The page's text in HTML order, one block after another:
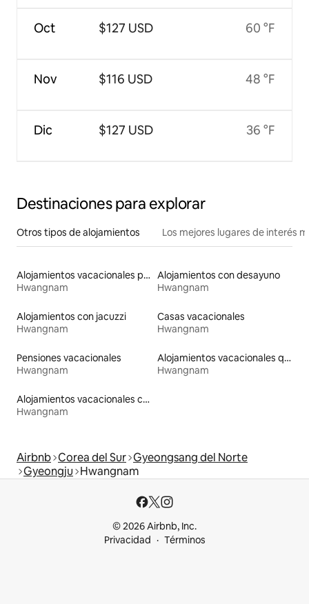
Oct
Nov
Dic
$127 USD
$116 USD
$127 USD
60 °F
48 °F
36 °F
Destinaciones para explorar
Otros tipos de alojamientos Los mejores lugares de interés
Alojamientos vacacionales para familias
Hwangnam
Alojamientos con desayuno
Hwangnam
Alojamientos con jacuzzi
Hwangnam
Casas vacacionales
Hwangnam
Pensiones vacacionales
Hwangnam
Alojamientos vacacionales que admiten mascotas
Hwangnam
Alojamientos vacacionales con piscina
Hwangnam
Airbnb Corea del Sur Gyeongsang del Norte
Gyeongju Hwangnam
© 2026 Airbnb, Inc.
Privacidad
Términos